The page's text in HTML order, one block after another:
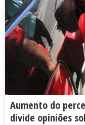
Aumento do
divide opiniões